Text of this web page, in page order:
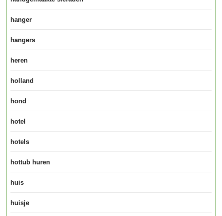
hanger
hangers
heren
holland
hond
hotel
hotels
hottub huren
huis
huisje